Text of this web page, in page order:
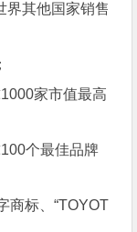
其他国家销售
家市值最高
个最佳品牌
标、“TOYOT